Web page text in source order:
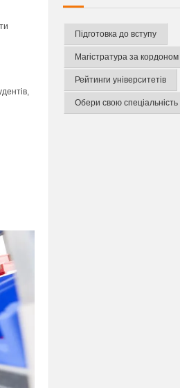
Підготовка до вступу
Магістратура за кордоном
Рейтинги університетів
Обери свою спеціальність